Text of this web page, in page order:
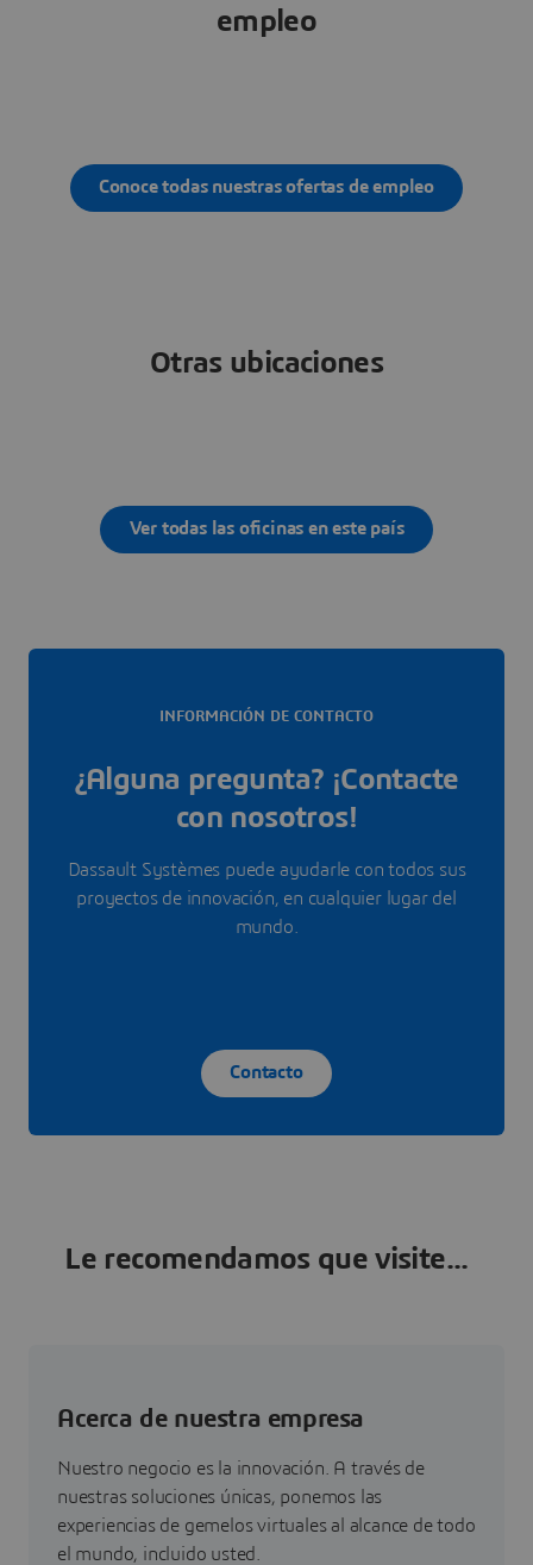
empleo
Conoce todas nuestras ofertas de empleo
Otras ubicaciones
Ver todas las oficinas en este país
INFORMACIÓN DE CONTACTO
¿Alguna pregunta? ¡Contacte
con nosotros!
Dassault Systèmes puede ayudarle con todos sus
proyectos de innovación, en cualquier lugar del
mundo.
Contacto
Le recomendamos que visite...
Acerca de nuestra empresa
Nuestro negocio es la innovación. A través de
nuestras soluciones únicas, ponemos las
experiencias de gemelos virtuales al alcance de todo
el mundo, incluido usted.